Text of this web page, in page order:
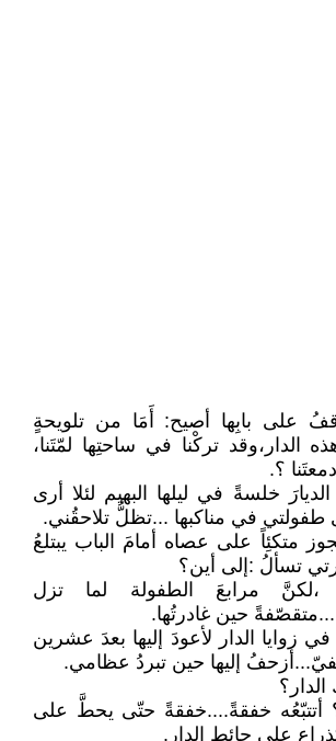
على بابِها أصيح: أَمَا من تلويحةٍ
تركْنا في ساحتِها لمّتَنا،
؟.
خلسةً في ليلها البهيم لئلا أرى
طفولتي في مناكبها ...تظلُّ تلاحقُني.
متكئِاً على عصاه أمامَ الباب يبتلعُ
تسألُ :إلى أين؟
،لكنَّ مرابعَ الطفولة لما تزل
حين غادرتُها.
زوايا الدار لأعودَ إليها بعدَ عشرين
إليها حين تبردُ عظامي.
الدار؟
خفقةً....خفقةً حتّى يحطَّ على
على حائط الدار.